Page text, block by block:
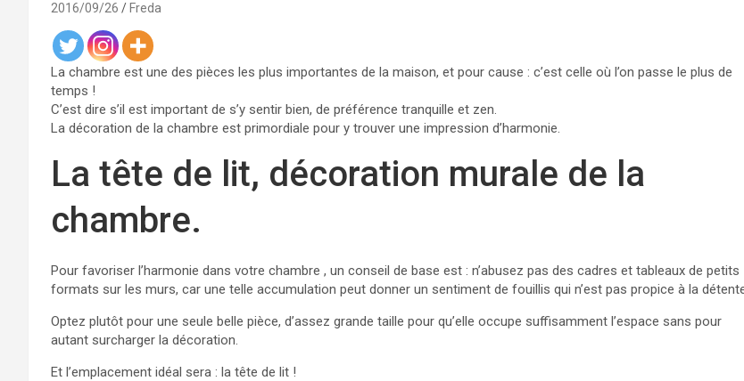
2016/09/26 Freda
La chambre est une des pièces les plus importantes de la maison, et pour cause : c’est celle où l’on passe le plus de
temps !
C’est dire s’il est important de s’y sentir bien, de préférence tranquille et zen.
La décoration de la chambre est primordiale pour y trouver une impression d’harmonie.
La tête de lit, décoration murale de la
chambre.
Pour favoriser l’harmonie dans votre chambre , un conseil de base est : n’abusez pas des cadres et tableaux de petits
formats sur les murs, car une telle accumulation peut donner un sentiment de fouillis qui n’est pas propice à la
Optez plutôt pour une seule belle pièce, d’assez grande taille pour qu’elle occupe suffisamment l’espace sans pour
autant surcharger la décoration.
Et l’emplacement idéal sera : la tête de lit !